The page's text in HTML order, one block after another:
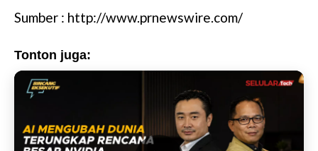
Sumber : http://www.prnewswire.com/
Tonton juga: